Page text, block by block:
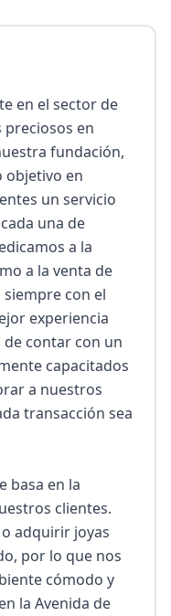
en el sector de
preciosos en
fundación,
objetivo en
un servicio
una de
a la
a la venta de
con el
experiencia
contar con un
capacitados
a nuestros
transacción sea
basa en la
clientes.
adquirir joyas
por lo que nos
cómodo y
la Avenida de